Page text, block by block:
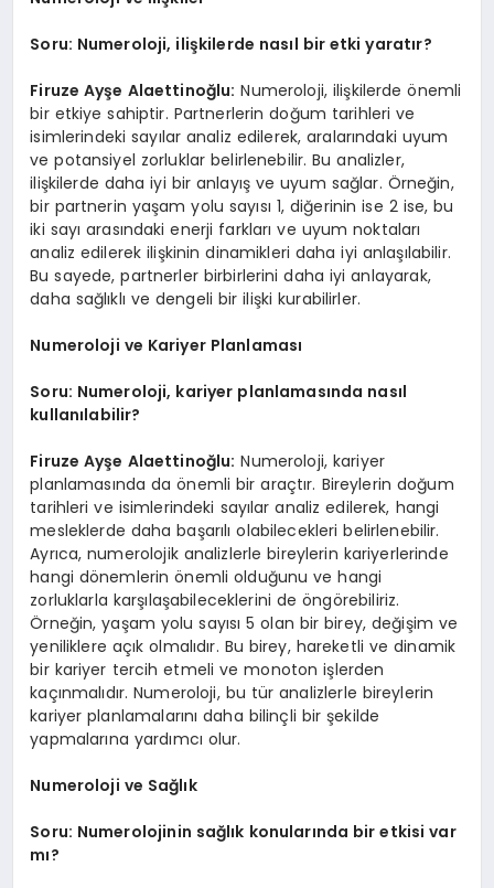
Soru: Numeroloji, ilişkilerde nasıl bir etki yaratır?
Firuze Ayşe Alaettinoğlu: Numeroloji, ilişkilerde önemli
bir etkiye sahiptir. Partnerlerin doğum tarihleri ve
isimlerindeki sayılar analiz edilerek, aralarındaki uyum
ve potansiyel zorluklar belirlenebilir. Bu analizler,
ilişkilerde daha iyi bir anlayış ve uyum sağlar. Örneğin,
bir partnerin yaşam yolu sayısı 1, diğerinin ise 2 ise, bu
iki sayı arasındaki enerji farkları ve uyum noktaları
analiz edilerek ilişkinin dinamikleri daha iyi anlaşılabilir.
Bu sayede, partnerler birbirlerini daha iyi anlayarak,
daha sağlıklı ve dengeli bir ilişki kurabilirler.
Numeroloji ve Kariyer Planlaması
Soru: Numeroloji, kariyer planlamasında nasıl
kullanılabilir?
Firuze Ayşe Alaettinoğlu: Numeroloji, kariyer
planlamasında da önemli bir araçtır. Bireylerin doğum
tarihleri ve isimlerindeki sayılar analiz edilerek, hangi
mesleklerde daha başarılı olabilecekleri belirlenebilir.
Ayrıca, numerolojik analizlerle bireylerin kariyerlerinde
hangi dönemlerin önemli olduğunu ve hangi
zorluklarla karşılaşabileceklerini de öngörebiliriz.
Örneğin, yaşam yolu sayısı 5 olan bir birey, değişim ve
yeniliklere açık olmalıdır. Bu birey, hareketli ve dinamik
bir kariyer tercih etmeli ve monoton işlerden
kaçınmalıdır. Numeroloji, bu tür analizlerle bireylerin
kariyer planlamalarını daha bilinçli bir şekilde
yapmalarına yardımcı olur.
Numeroloji ve Sağlık
Soru: Numerolojinin sağlık konularında bir etkisi var
mı?